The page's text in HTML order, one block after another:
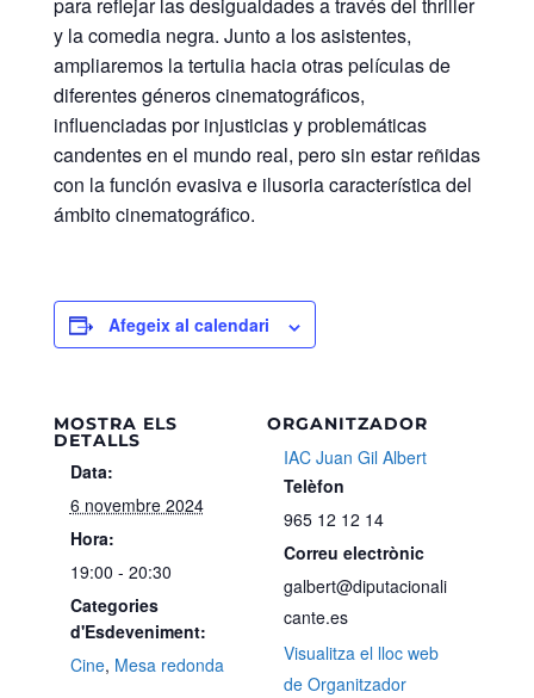
para reflejar las desigualdades a través del thriller
y la comedia negra. Junto a los asistentes,
ampliaremos la tertulia hacia otras películas de
diferentes géneros cinematográficos,
influenciadas por injusticias y problemáticas
candentes en el mundo real, pero sin estar reñidas
con la función evasiva e ilusoria característica del
ámbito cinematográfico.
Afegeix al calendari
MOSTRA ELS
DETALLS
Data:
6 novembre 2024
Hora:
19:00 - 20:30
Categories
d'Esdeveniment:
Cine, Mesa redonda
ORGANITZADOR
IAC Juan Gil Albert
Telèfon
965 12 12 14
Correu electrònic
galbert@diputacionali
cante.es
Visualitza el lloc web
de Organitzador